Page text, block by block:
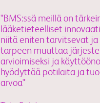
"BMS:ssä meillä on
lääketieteelliset
niitä eniten tarvitsevat ja
tarpeen muuttaa
arvioimiseksi ja
hyödyttää potilaita ja
arvoa"